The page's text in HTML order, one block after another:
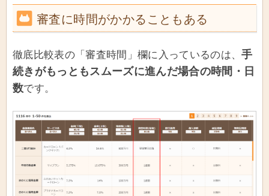
審査に時間がかかることもある
徹底比較表の「審査時間」欄に入っているのは、手
続きがもっともスムーズに進んだ場合の時間・日
数です。